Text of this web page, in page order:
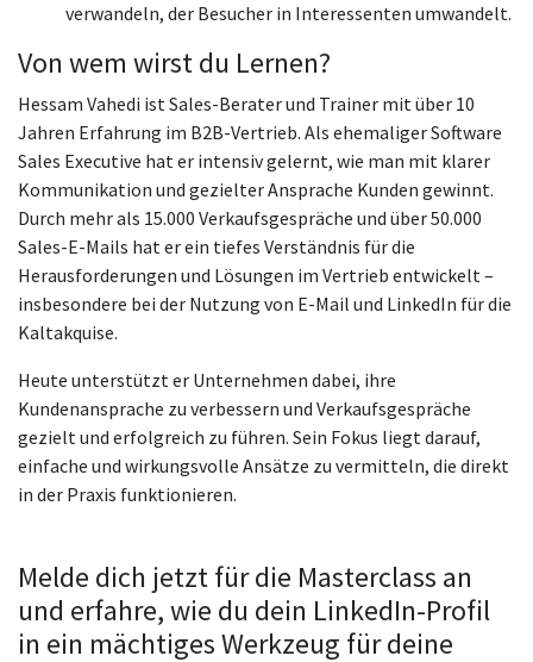
verwandeln, der Besucher in Interessenten umwandelt.
Von wem wirst du Lernen?
Hessam Vahedi ist Sales-Berater und Trainer mit über 10
Jahren Erfahrung im B2B-Vertrieb. Als ehemaliger Software
Sales Executive hat er intensiv gelernt, wie man mit klarer
Kommunikation und gezielter Ansprache Kunden gewinnt.
Durch mehr als 15.000 Verkaufsgespräche und über 50.000
Sales-E-Mails hat er ein tiefes Verständnis für die
Herausforderungen und Lösungen im Vertrieb entwickelt –
insbesondere bei der Nutzung von E-Mail und LinkedIn für die
Kaltakquise.
Heute unterstützt er Unternehmen dabei, ihre
Kundenansprache zu verbessern und Verkaufsgespräche
gezielt und erfolgreich zu führen. Sein Fokus liegt darauf,
einfache und wirkungsvolle Ansätze zu vermitteln, die direkt
in der Praxis funktionieren.
Melde dich jetzt für die Masterclass an
und erfahre, wie du dein LinkedIn-Profil
in ein mächtiges Werkzeug für deine